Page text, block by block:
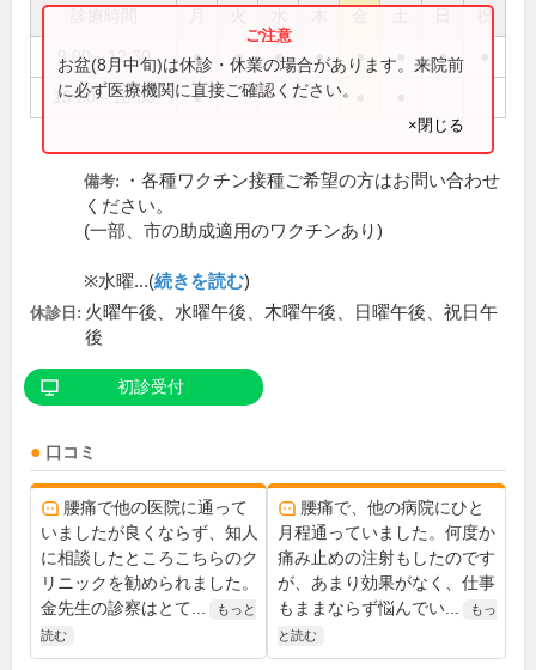
祝
9:00～12:30 ● ● ● ● ● ●
15:00～18:30 ●
お盆(8月中旬)は休診・休業の場合があります。来院前
に必ず医療機関に直接ご確認ください。
×閉じる
備考:
・各種ワクチン接種ご希望の方はお問い合わせ
ください。
(一部、市の助成適用のワクチンあり)
※水曜...(続きを読む)
休診日: 火曜午後、水曜午後、木曜午後、日曜午後、祝日午
後
初診受付
口コミ
腰痛で他の医院に通って
いましたが良くならず、知人
に相談したところこちらのク
リニックを勧められました。
金先生の診察はとて...
もっと
読む
腰痛で、他の病院にひと
月程通っていました。何度か
痛み止めの注射もしたのです
が、あまり効果がなく、仕事
もままならず悩んでい...
もっ
と読む